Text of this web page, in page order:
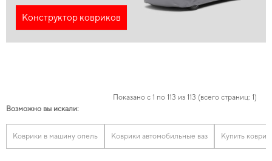
Конструктор ковриков
Показано с 1 по 113 из 113 (всего страниц: 1)
Возможно вы искали:
Коврики в машину опель Коврики автомобильные ваз Купить